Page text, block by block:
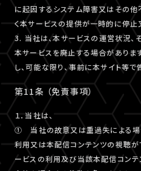
に起因するシステム障害又はその他
く本サービスの提供が一時的に停止
3. 当社は、本サービスの運営状況、
本サービスを廃止する場合がありま
し、可能な限り、事前に本サイト等で
第11条 （免責事項）
１．当社は、
① 当社の故意又は重過失による場
利用又は本配信コンテンツの視聴が
ービスの利用及び当該本配信コン